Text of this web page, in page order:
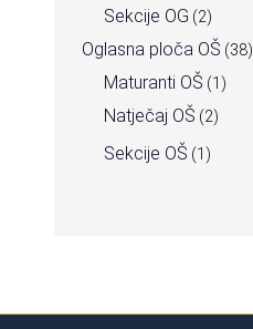
Sekcije OG (2)
Oglasna ploča OŠ (38)
Maturanti OŠ (1)
Natječaj OŠ (2)
Sekcije OŠ (1)